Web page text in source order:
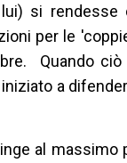
si rendesse
per le
Quando
a
al massimo